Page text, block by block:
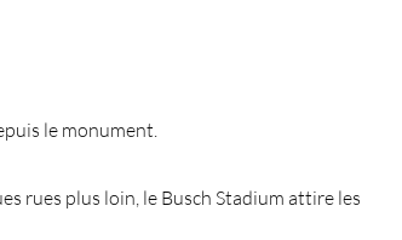
le monument.
rues plus loin, le Busch Stadium attire les